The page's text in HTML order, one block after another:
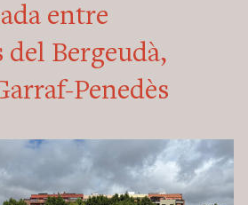
entre
del Bergeudà,
Penedès